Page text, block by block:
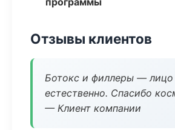
Отзывы клиентов
Ботокс и филлеры — лицо
естественно. Спасибо
— Клиент компании